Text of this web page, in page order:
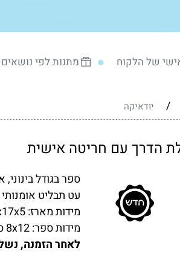
של הלקוח מתנות לפי נושאים
/ יודאיקה
הדרך עם חריטה אישית
ספרבגודל
עט תבליט
מידות מארז:
מידות ספר:
לאחר הזמנה,